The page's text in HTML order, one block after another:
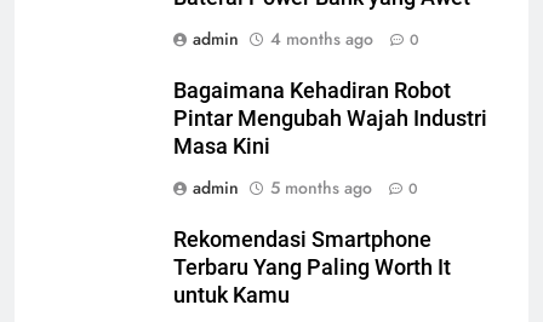
admin
4 months ago 0
Bagaimana Kehadiran Robot
Pintar Mengubah Wajah Industri
Masa Kini
admin
5 months ago 0
Rekomendasi Smartphone
Terbaru Yang Paling Worth It
untuk Kamu